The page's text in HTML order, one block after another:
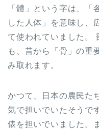
「體」という字は、「
した人体」を意味し、
て使われていました。
も、昔から「骨」の重
み取れます。
かつて、日本の農民た
気で担いでいたそうで
俵を担いでいました。